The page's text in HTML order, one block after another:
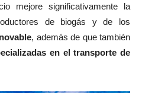
mejore significativamente la
de biogás y de los
, además de que también
en el transporte de